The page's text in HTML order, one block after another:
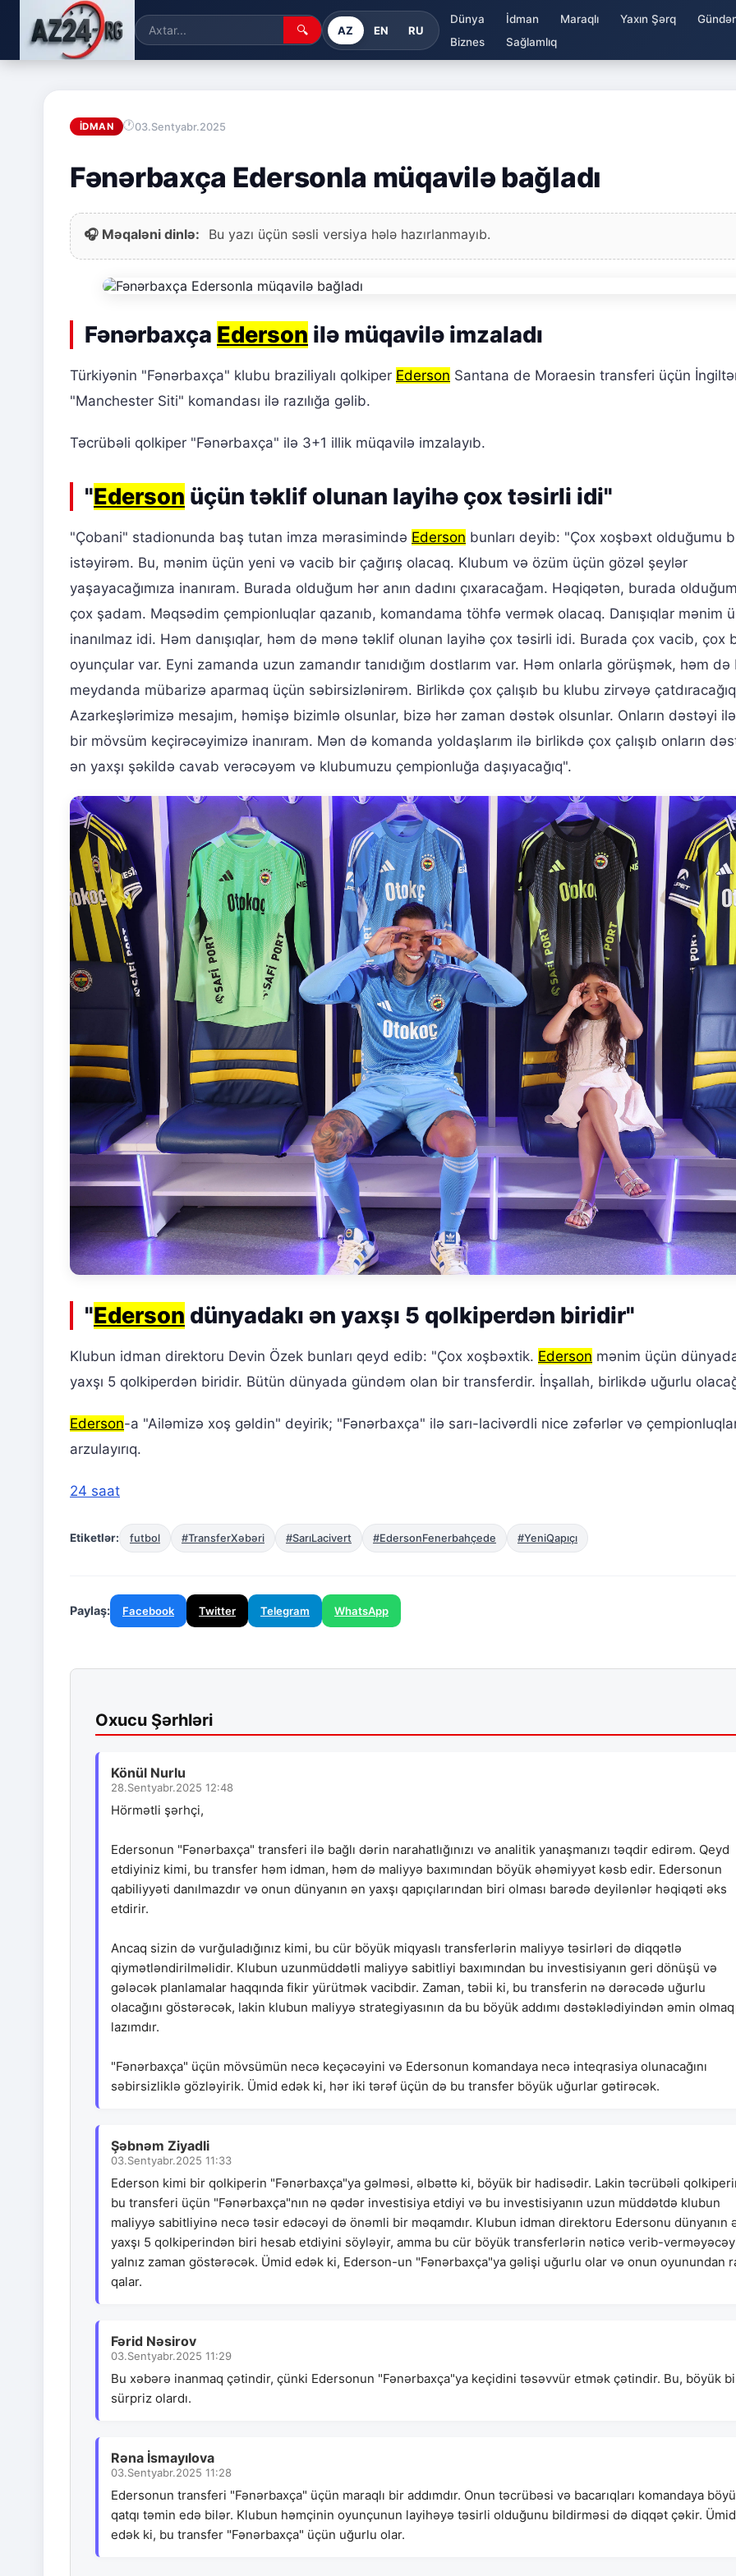
🔍 AZ EN RU
Dünya İdman Maraqlı Yaxın Şərq
Biznes
Sağlamlıq
İDMAN 03.Sentyabr.2025
Fənərbaxça Edersonla müqavilə bağladı
🎧 Məqaləni dinlə: Bu yazı üçün səsli versiya hələ hazırlanmayıb.
Fənərbaxça Ederson ilə müqavilə imzaladı
Türkiyənin "Fənərbaxça" klubu braziliyalı qolkiper Ederson Santana de Moraesin transferi üçün
"Manchester Siti" komandası ilə razılığa gəlib.
Təcrübəli qolkiper "Fənərbaxça" ilə 3+1 illik müqavilə imzalayıb.
"Ederson üçün təklif olunan layihə çox təsirli idi"
"Çobani" stadionunda baş tutan imza mərasimində Ederson bunları deyib: "Çox xoşbəxt olduğumu
istəyirəm. Bu, mənim üçün yeni və vacib bir çağırış olacaq. Klubum və özüm üçün gözəl şeylər
yaşayacağımıza inanıram. Burada olduğum hər anın dadını çıxaracağam. Həqiqətən, burada
çox şadam. Məqsədim çempionluqlar qazanıb, komandama töhfə vermək olacaq. Danışıqlar mənim
inanılmaz idi. Həm danışıqlar, həm də mənə təklif olunan layihə çox təsirli idi. Burada çox vacib, çox
oyunçular var. Eyni zamanda uzun zamandır tanıdığım dostlarım var. Həm onlarla görüşmək, həm
meydanda mübarizə aparmaq üçün səbirsizlənirəm. Birlikdə çox çalışıb bu klubu zirvəyə
Azarkeşlərimizə mesajım, həmişə bizimlə olsunlar, bizə hər zaman dəstək olsunlar. Onların dəstəyi ilə
bir mövsüm keçirəcəyimizə inanıram. Mən də komanda yoldaşlarım ilə birlikdə çox çalışıb onların
ən yaxşı şəkildə cavab verəcəyəm və klubumuzu çempionluğa daşıyacağıq".
"Ederson dünyadakı ən yaxşı 5 qolkiperdən biridir"
Klubun idman direktoru Devin Özek bunları qeyd edib: "Çox xoşbəxtik. Ederson mənim üçün
yaxşı 5 qolkiperdən biridir. Bütün dünyada gündəm olan bir transferdir. İnşallah, birlikdə uğurlu
Ederson-a "Ailəmizə xoş gəldin" deyirik; "Fənərbaxça" ilə sarı-lacivərdli nice zəfərlər və
arzulayırıq.
24 saat
Etiketlər: futbol #TransferXəbəri #SarıLacivert #EdersonFenerbahçede #YeniQapıçı
Paylaş: Facebook Twitter Telegram WhatsApp
Oxucu Şərhləri
Könül Nurlu
28.Sentyabr.2025 12:48
Hörmətli şərhçi,
Edersonun "Fənərbaxça" transferi ilə bağlı dərin narahatlığınızı və analitik yanaşmanızı təqdir edirəm. Qeyd
etdiyiniz kimi, bu transfer həm idman, həm də maliyyə baxımından böyük əhəmiyyət kəsb edir. Edersonun
qabiliyyəti danılmazdır və onun dünyanın ən yaxşı qapıçılarından biri olması barədə deyilənlər həqiqəti əks
etdirir.
Ancaq sizin də vurğuladığınız kimi, bu cür böyük miqyaslı transferlərin maliyyə təsirləri də diqqətlə
qiymətləndirilməlidir. Klubun uzunmüddətli maliyyə sabitliyi baxımından bu investisiyanın geri dönüşü və
gələcək planlamalar haqqında fikir yürütmək vacibdir. Zaman, təbii ki, bu transferin nə dərəcədə uğurlu
olacağını göstərəcək, lakin klubun maliyyə strategiyasının da bu böyük addımı dəstəklədiyindən əmin olmaq
lazımdır.
"Fənərbaxça" üçün mövsümün necə keçəcəyini və Edersonun komandaya necə inteqrasiya olunacağını
səbirsizliklə gözləyirik. Ümid edək ki, hər iki tərəf üçün də bu transfer böyük uğurlar gətirəcək.
Şəbnəm Ziyadli
03.Sentyabr.2025 11:33
Ederson kimi bir qolkiperin "Fənərbaxça"ya gəlməsi, əlbəttə ki, böyük bir hadisədir. Lakin təcrübəli
bu transferi üçün "Fənərbaxça"nın nə qədər investisiya etdiyi və bu investisiyanın uzun müddətdə klubun
maliyyə sabitliyinə necə təsir edəcəyi də önəmli bir məqamdır. Klubun idman direktoru Edersonu dünyanın
yaxşı 5 qolkiperindən biri hesab etdiyini söyləyir, amma bu cür böyük transferlərin nəticə verib-
yalnız zaman göstərəcək. Ümid edək ki, Ederson-un "Fənərbaxça"ya gəlişi uğurlu olar və onun oyunundan
qalar.
Fərid Nəsirov
03.Sentyabr.2025 11:29
Bu xəbərə inanmaq çətindir, çünki Edersonun "Fənərbaxça"ya keçidini təsəvvür etmək çətindir. Bu, böyük
sürpriz olardı.
Rəna İsmayılova
03.Sentyabr.2025 11:28
Edersonun transferi "Fənərbaxça" üçün maraqlı bir addımdır. Onun təcrübəsi və bacarıqları komandaya
qatqı təmin edə bilər. Klubun həmçinin oyunçunun layihəyə təsirli olduğunu bildirməsi də diqqət çəkir. Ümid
edək ki, bu transfer "Fənərbaxça" üçün uğurlu olar.